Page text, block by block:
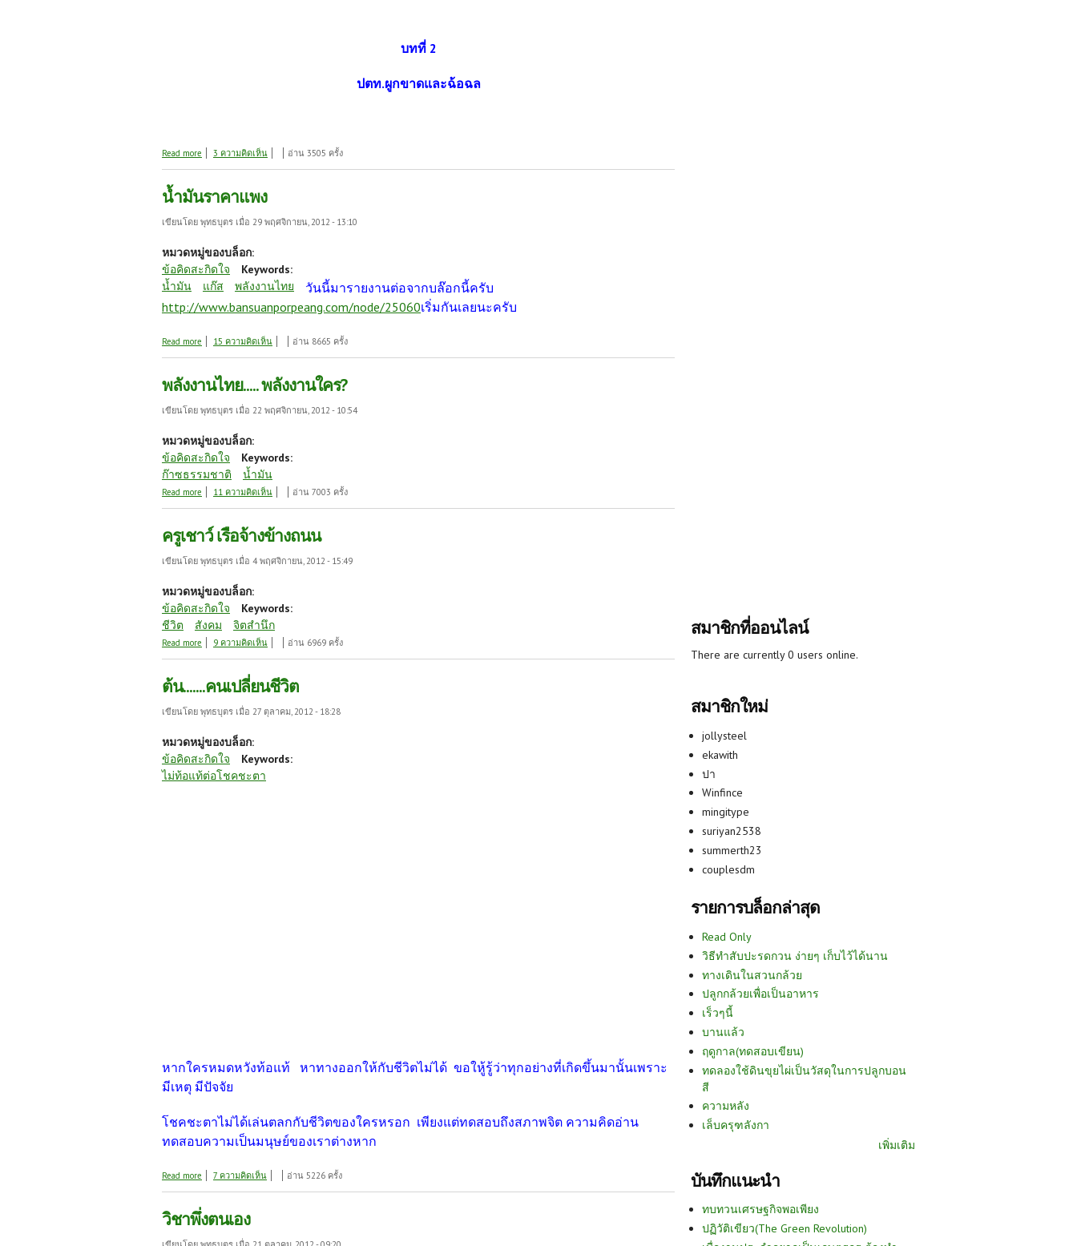
บทที่ 2
ปตท.ผูกขาดและฉ้อฉล
Read more about น้ำมันราคาแพง.
3 ความคิดเห็น อ่าน 3505 ครั้ง
น้ำมันราคาแพง
เขียนโดย พุทธบุตร เมื่อ 29 พฤศจิกายน, 2012 - 13:10
หมวดหมู่ของบล็อก:
ข้อคิดสะกิดใจ
Keywords:
น้ำมัน
แก๊ส พลังงานไทย
วันนี้มารายงานต่อจากบล๊อกนี้ครับ
http://www.bansuanporpeang.com/node/25060เริ่มกันเลยนะครับ
Read more about น้ำมันราคาแพง
15 ความคิดเห็น อ่าน 8665 ครั้ง
พลังงานไทย..... พลังงานใคร?
เขียนโดย พุทธบุตร เมื่อ 22 พฤศจิกายน, 2012 - 10:54
หมวดหมู่ของบล็อก:
ข้อคิดสะกิดใจ
Keywords:
ก๊าซธรรมชาติ
น้ำมัน
Read more about พลังงานไทย..... พลังงานใคร?
11 ความคิดเห็น อ่าน 7003 ครั้ง
ครูเชาว์ เรือจ้างข้างถนน
เขียนโดย พุทธบุตร เมื่อ 4 พฤศจิกายน, 2012 - 15:49
หมวดหมู่ของบล็อก:
ข้อคิดสะกิดใจ
Keywords:
ชีวิต
สังคม จิตสำนึก
Read more about ครูเชาว์ เรือจ้างข้างถนน
9 ความคิดเห็น อ่าน 6969 ครั้ง
ต้น.......คนเปลี่ยนชีวิต
เขียนโดย พุทธบุตร เมื่อ 27 ตุลาคม, 2012 - 18:28
หมวดหมู่ของบล็อก:
ข้อคิดสะกิดใจ
Keywords:
ไม่ท้อแท้ต่อโชคชะตา
หากใครหมดหวังท้อแท้ หาทางออกให้กับชีวิตไม่ได้ ขอใหู้รู้ว่าทุกอย่างที่เกิดขึ้นมานั้นเพราะ
มีเหตุ มีปัจจัย
โชคชะตาไม่ได้เล่นตลกกับชีวิตของใครหรอก เพียงแต่ทดสอบถึงสภาพจิต ความคิดอ่าน
ทดสอบความเป็นมนุษย์ของเราต่างหาก
Read more about ต้น.......คนเปลี่ยนชีวิต
7 ความคิดเห็น อ่าน 5226 ครั้ง
วิชาพึ่งตนเอง
สมาชิกที่ออนไลน์
There are currently 0 users online.
สมาชิกใหม่
jollysteel
ekawith
ปา
Winfince
mingitype
suriyan2538
summerth23
couplesdm
รายการบล็อกล่าสุด
Read Only
วิธีทำสับปะรดกวน ง่ายๆ เก็บไว้ได้นาน
ทางเดินในสวนกล้วย
ปลูกกล้วยเพื่อเป็นอาหาร
เร็วๆนี้
บานแล้ว
ฤดูกาล(ทดสอบเขียน)
ทดลองใช้ดินขุยไผ่เป็นวัสดุในการปลูกบอน
สี
ความหลัง
เล็บครุฑลังกา
เพิ่มเติม
บันทึกแนะนำ
ทบทวนเศรษฐกิจพอเพียง
ปฏิวัติเขียว(The Green Revolution)